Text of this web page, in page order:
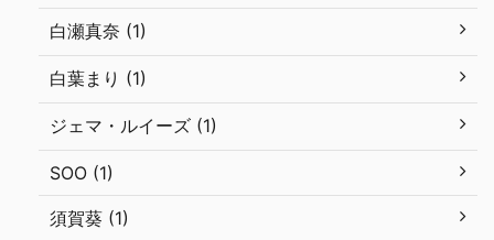
白瀬真奈 (1)
白葉まり (1)
ジェマ・ルイーズ (1)
SOO (1)
須賀葵 (1)